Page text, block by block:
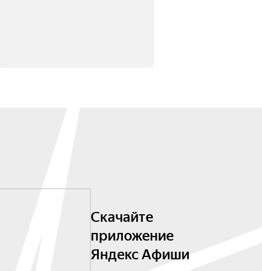
Скачайте
приложение
Яндекс Афиши